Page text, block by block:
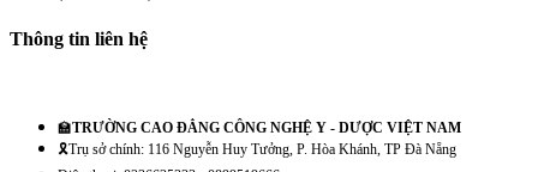
Thông tin liên hệ
🏫TRƯỜNG CAO ĐẲNG CÔNG NGHỆ Y - DƯỢC VIỆT NAM
🎗️Trụ sở chính: 116 Nguyễn Huy Tưởng, P. Hòa Khánh, TP Đà Nẵng